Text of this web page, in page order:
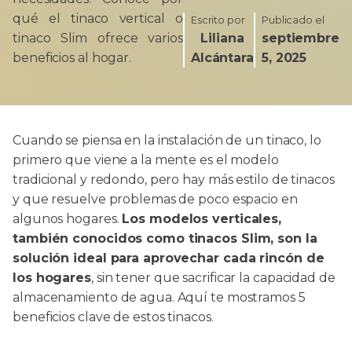
qué el tinaco vertical o
tinaco Slim ofrece varios
beneficios al hogar.
Escrito por
Liliana
Alcántara
Publicado el
septiembre
5, 2025
Cuando se piensa en la instalación de un tinaco, lo
primero que viene a la mente es el modelo
tradicional y redondo, pero hay más estilo de tinacos
y que resuelve problemas de poco espacio en
algunos hogares. Los modelos verticales,
también conocidos como tinacos Slim, son la
solución ideal para aprovechar cada rincón de
los hogares, sin tener que sacrificar la capacidad de
almacenamiento de agua. Aquí te mostramos 5
beneficios clave de estos tinacos.